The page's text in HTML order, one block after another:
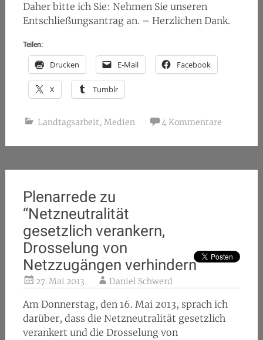
Daher bitte ich Sie: Nehmen Sie unseren
Entschließungsantrag an. – Herzlichen Dank.
Teilen:
Drucken E-Mail Facebook
X Tumblr
Landtagsarbeit, Medien 4 Kommentare
Plenarrede zu
“Netzneutralität
gesetzlich verankern,
Drosselung von
Netzzugängen verhindern”
27. Mai 2013 Daniel Schwerd
Am Donnerstag, den 16. Mai 2013, sprach ich
darüber, dass die Netzneutralität gesetzlich
verankert und die Drosselung von